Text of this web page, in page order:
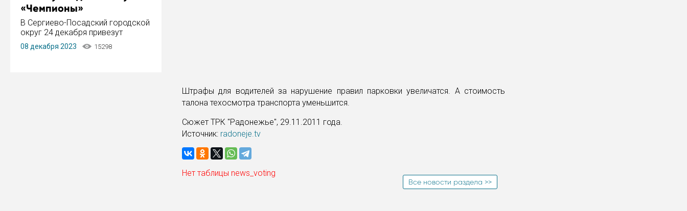
«Чемпионы»
В Сергиево-Посадский городской
округ 24 декабря привезут
ледовый тур «Чемпионы»
заслуженного мастера спорта,
08 декабря 2023 15298
Штрафы для водителей за нарушение правил парковки увеличатся. А стоимость
талона техосмотра транспорта уменьшится.
Сюжет ТРК "Радонежье", 29.11.2011 года.
Источник: radoneje.tv
Нет таблицы news_voting
Все новости раздела >>